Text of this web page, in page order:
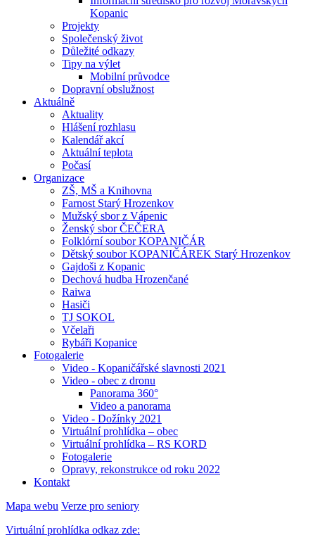
Kopanic
Projekty
Společenský život
Důležité odkazy
Tipy na výlet
Mobilní průvodce
Dopravní obslužnost
Aktuálně
Aktuality
Hlášení rozhlasu
Kalendář akcí
Aktuální teplota
Počasí
Organizace
ZŠ, MŠ a Knihovna
Farnost Starý Hrozenkov
Mužský sbor z Vápenic
Ženský sbor ČEČERA
Folklórní soubor KOPANIČÁR
Dětský soubor KOPANIČÁREK Starý Hrozenkov
Gajdoši z Kopanic
Dechová hudba Hrozenčané
Raiwa
Hasiči
TJ SOKOL
Včelaři
Rybáři Kopanice
Fotogalerie
Video - Kopaničářské slavnosti 2021
Video - obec z dronu
Panorama 360°
Video a panorama
Video - Dožínky 2021
Virtuální prohlídka – obec
Virtuální prohlídka – RS KORD
Fotogalerie
Opravy, rekonstrukce od roku 2022
Kontakt
Mapa webu Verze pro seniory
Virtuální prohlídka odkaz zde: